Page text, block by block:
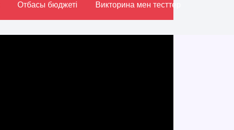
Отбасы бюджетi Викторина мен тесттер